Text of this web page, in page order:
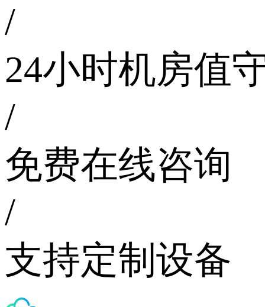
/
24小时机房值
/
免费在线咨询
/
支持定制设备